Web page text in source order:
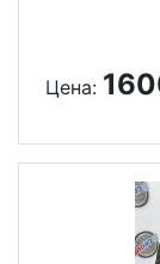
Цена: